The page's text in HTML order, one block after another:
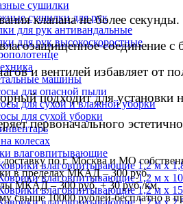
сушилки
сушилки для рук
для рук антивандальные
для рук высокоскоростные
машины
для опасной пыли
для сухой и влажной уборки
для сухой уборки
колесах
влаговпитывающие
влаговпитывающие 1,2 м х
влаговпитывающие 1,2 м х
влаговпитывающие 1,2 м х
клапана не более секунды.
соединение с
и вентилей избавляет от
подходит для
первоначального
по г. Москва и МО
в пределах МКАД – 300 руб.
МКАД – 300 руб. + 30 руб./км.
свыше 10000 рублей-бесплатно в